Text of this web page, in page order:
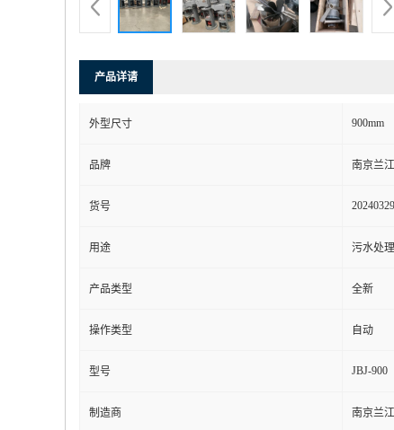
产品详请
外型尺寸 900mm
品牌 南京兰江
货号
用途 污水处理
产品类型 全新
操作类型 自动
型号 JBJ-900
制造商 南京兰